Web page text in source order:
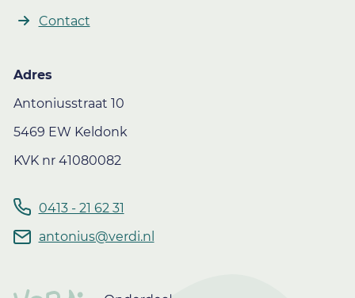
Contact
Adres
Antoniusstraat 10
5469 EW Keldonk
KVK nr 41080082
0413 - 21 62 31
antonius@verdi.nl